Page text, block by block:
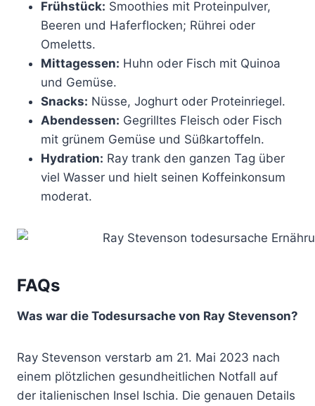
Frühstück: Smoothies mit Proteinpulver,
Beeren und Haferflocken; Rührei oder
Omeletts.
Mittagessen: Huhn oder Fisch mit Quinoa
und Gemüse.
Snacks: Nüsse, Joghurt oder Proteinriegel.
Abendessen: Gegrilltes Fleisch oder Fisch
mit grünem Gemüse und Süßkartoffeln.
Hydration: Ray trank den ganzen Tag über
viel Wasser und hielt seinen Koffeinkonsum
moderat.
FAQs
Was war die Todesursache von Ray Stevenson?
Ray Stevenson verstarb am 21. Mai 2023 nach
einem plötzlichen gesundheitlichen Notfall auf
der italienischen Insel Ischia. Die genauen Details